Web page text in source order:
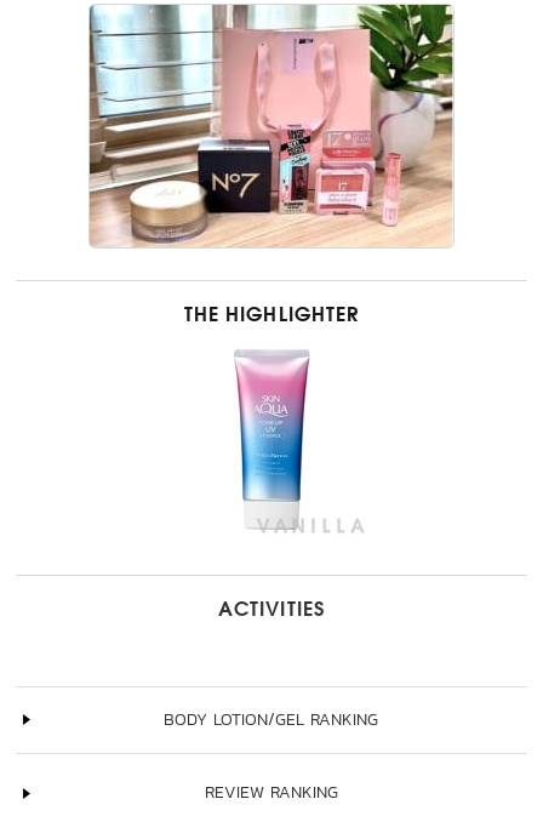
THE HIGHLIGHTER
ACTIVITIES
BODY LOTION/GEL RANKING
REVIEW RANKING